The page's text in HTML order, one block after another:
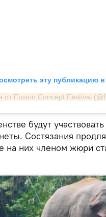
эту публикацию
от Fusion Concept Festival
будут
Состязания
на них членом жюри